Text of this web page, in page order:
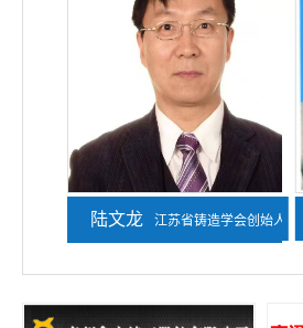
陆文龙 江苏省铸造学会创始人
熊守美